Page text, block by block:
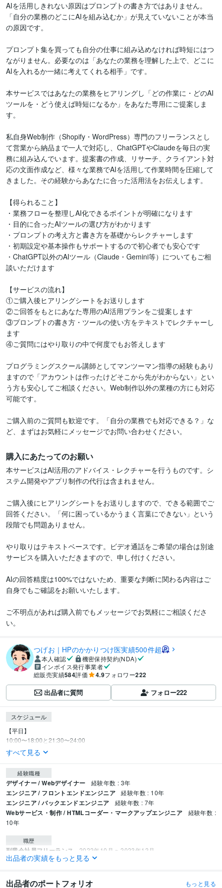
AIを活用しきれない原因はプロンプトの書き方ではありません。
「自分の業務のどこにAIを組み込むか」が見えていないことが本当
の原因です。
プロンプト集を買っても自分の仕事に組み込めなければ時短にはつ
ながりません。必要なのは「あなたの業務を理解した上で、どこに
AIを入れるか一緒に考えてくれる相手」です。
本サービスではあなたの業務をヒアリングし「どの作業に・どのAI
ツールを・どう使えば時短になるか」をあなた専用にご提案しま
す。
私自身Web制作（Shopify・WordPress）専門のフリーランスとし
て営業から納品まで一人で対応し、ChatGPTやClaudeを毎日の実
務に組み込んでいます。提案書の作成、リサーチ、クライアント対
応の文面作成など、様々な業務でAIを活用して作業時間を圧縮して
きました。その経験からあなたに合った活用法をお伝えします。
【得られること】
・業務フローを整理しAI化できるポイントが明確になります
・目的に合ったAIツールの選び方がわかります
・プロンプトの考え方と書き方を基礎からレクチャーします
・初期設定や基本操作もサポートするので初心者でも安心です
・ChatGPT以外のAIツール（Claude・Gemini等）についてもご相
談いただけます
【サービスの流れ】
①ご購入後ヒアリングシートをお送りします
②ご回答をもとにあなた専用のAI活用プランをご提案します
③プロンプトの書き方・ツールの使い方をテキストでレクチャーし
ます
④ご質問にはやり取りの中で何度でもお答えします
プログラミングスクール講師としてマンツーマン指導の経験もあり
ますので「アカウントは作ったけどそこから先がわからない」とい
う方も安心してご相談ください。Web制作以外の業種の方にも対応
可能です。
ご購入前のご質問も歓迎です。「自分の業務でも対応できる？」な
ど、まずはお気軽にメッセージでお問い合わせください。
購入にあたってのお願い
本サービスはAI活用のアドバイス・レクチャーを行うものです。シ
ステム開発やアプリ制作の代行は含まれません。
ご購入後にヒアリングシートをお送りしますので、できる範囲でご
回答ください。「何に困っているかうまく言葉にできない」という
段階でも問題ありません。
やり取りはテキストベースです。ビデオ通話をご希望の場合は別途
サービスを購入いただきますので、申し付けください。
AIの回答精度は100%ではないため、重要な判断に関わる内容はご
自身でもご確認をお願いいたします。
ご不明点があれば購入前でもメッセージでお気軽にご相談くださ
い。
つげお｜HPのかかりつけ医実績500件超
本人確認
機密保持契約(NDA)
インボイス発行事業者
総販売実績584評価 4.9フォロワー222
出品者に質問 フォロー222
スケジュール
【平日】
10:00〜18:00と21:30〜24:00
すべて見る
経験職種
デザイナー / Webデザイナー 経験年数 : 3年
エンジニア / フロントエンドエンジニア 経験年数 : 10年
エンジニア / バックエンドエンジニア 経験年数 : 7年
Webサービス・制作 / HTMLコーダー・マークアップエンジニア
経験年数 :
10年
職歴
副業会社員フリーランス 2022年10月 ~ 2023年12月
株式会社２ＧＥＯＮＥＴ 2025年5月 ~ 現在
資格・検定
出品者の実績をもっと見る
出品者のポートフォリオ もっと見る